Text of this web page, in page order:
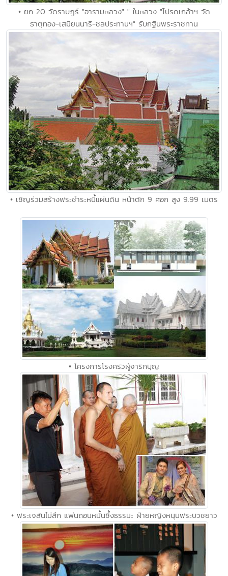
• ยก 20 วัดราษฎร์ "อารามหลวง" " ในหลวง "โปรดเกล้าฯ วัด
ธาตุทอง-เสมียนนารี-ชลประทานฯ" รับกฐินพระราชทาน
• เชิญร่วมสร้างพระชำระหนี้แผ่นดิน หน้าตัก 9 ศอก สูง 9.99 เมตร
• โครงการโรงครัวผู้จาริกบุญ
• พระเจสันไม่สึก แฟนถอนหมั้นซึ้งธรรมะ ฝ่ายหญิงหนุนพระบวชยาว